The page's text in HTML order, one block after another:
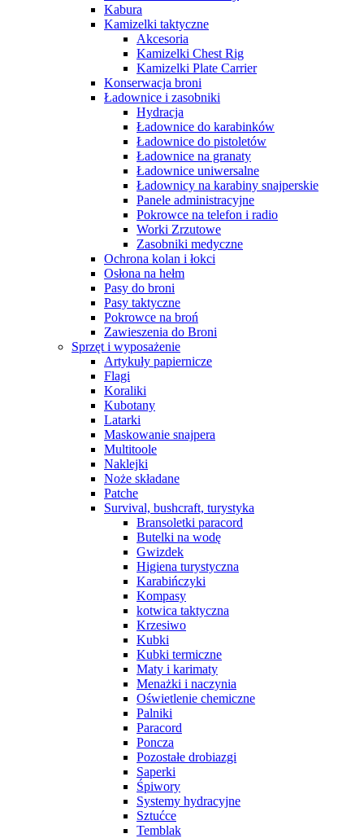
Kabura
Kamizelki taktyczne
Akcesoria
Kamizelki Chest Rig
Kamizelki Plate Carrier
Konserwacja broni
Ładownice i zasobniki
Hydracja
Ładownice do karabinków
Ładownice do pistoletów
Ładownice na granaty
Ładownice uniwersalne
Ładownicy na karabiny snajperskie
Panele administracyjne
Pokrowce na telefon i radio
Worki Zrzutowe
Zasobniki medyczne
Ochrona kolan i łokci
Osłona na hełm
Pasy do broni
Pasy taktyczne
Pokrowce na broń
Zawieszenia do Broni
Sprzęt i wyposażenie
Artykuły papiernicze
Flagi
Koraliki
Kubotany
Latarki
Maskowanie snajpera
Multitoole
Naklejki
Noże składane
Patche
Survival, bushcraft, turystyka
Bransoletki paracord
Butelki na wodę
Gwizdek
Higiena turystyczna
Karabińczyki
Kompasy
kotwica taktyczna
Krzesiwo
Kubki
Kubki termiczne
Maty i karimaty
Menażki i naczynia
Oświetlenie chemiczne
Palniki
Paracord
Poncza
Pozostałe drobiazgi
Saperki
Śpiwory
Systemy hydracyjne
Sztućce
Temblak